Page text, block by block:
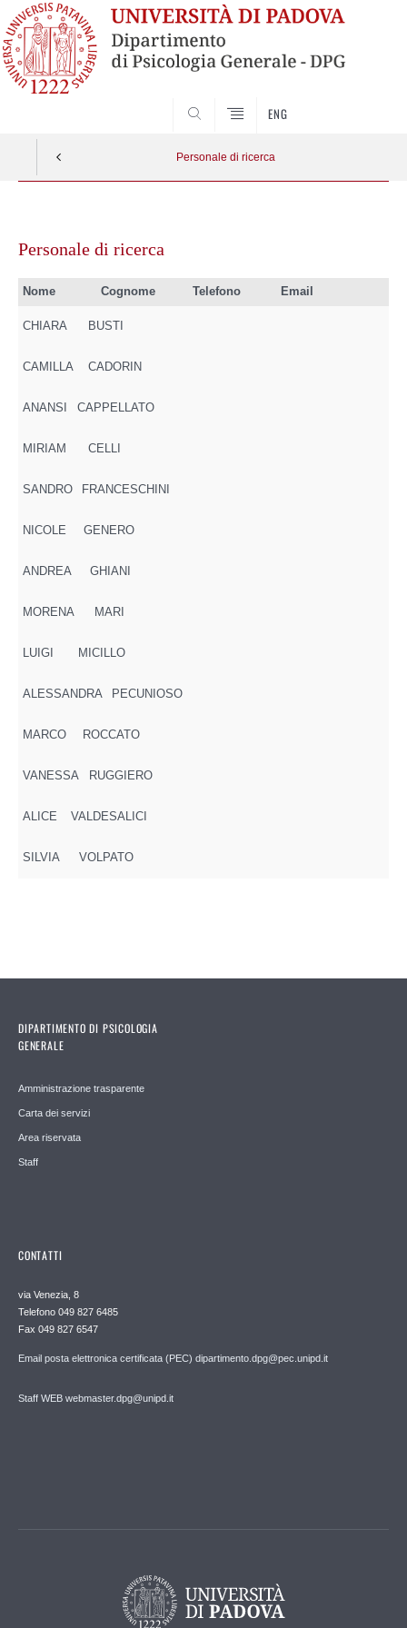
ENG
Personale di ricerca
contenuto
Personale di ricerca
Nome Cognome Telefono Email
CHIARA BUSTI
CAMILLA CADORIN
ANANSI CAPPELLATO
MIRIAM CELLI
SANDRO FRANCESCHINI
NICOLE GENERO
ANDREA GHIANI
MORENA MARI
LUIGI MICILLO
ALESSANDRA PECUNIOSO
MARCO ROCCATO
VANESSA RUGGIERO
ALICE VALDESALICI
SILVIA VOLPATO
DIPARTIMENTO DI PSICOLOGIA
GENERALE
Amministrazione trasparente
Carta dei servizi
Area riservata
Staff
CONTATTI
via Venezia, 8
Telefono 049 827 6485
Fax 049 827 6547
Email posta elettronica certificata (PEC) dipartimento.dpg@pec.unipd.it
Staff WEB webmaster.dpg@unipd.it